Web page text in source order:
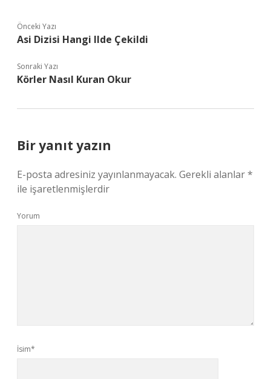
Önceki Yazı
Asi Dizisi Hangi Ilde Çekildi
Sonraki Yazı
Körler Nasıl Kuran Okur
Bir yanıt yazın
E-posta adresiniz yayınlanmayacak. Gerekli alanlar*
ile işaretlenmişlerdir
Yorum
İsim*